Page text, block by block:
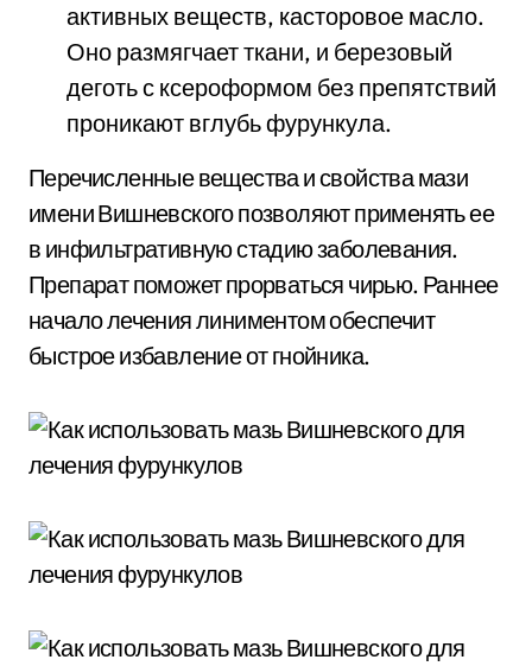
активных веществ, касторовое масло.
Оно размягчает ткани, и березовый
деготь с ксероформом без препятствий
проникают вглубь фурункула.
Перечисленные вещества и свойства мази
имени Вишневского позволяют применять ее
в инфильтративную стадию заболевания.
Препарат поможет прорваться чирью. Раннее
начало лечения линиментом обеспечит
быстрое избавление от гнойника.